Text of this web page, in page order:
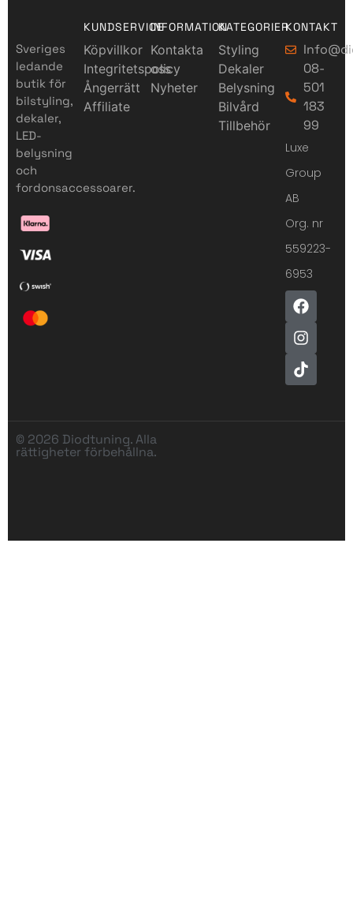
Sveriges
ledande
butik för
bilstyling,
dekaler,
LED-
belysning
och
fordonsaccessoarer.
KUNDSERVICE
Köpvillkor
Integritetspolicy
Ångerrätt
Affiliate
INFORMATION
Kontakta
oss
Nyheter
KATEGORIER
Styling
Dekaler
Belysning
Bilvård
Tillbehör
KONTAKT
08-
501
183
99
Luxe
Group
AB
Org. nr
559223-
6953
© 2026 Diodtuning. Alla
rättigheter förbehållna.